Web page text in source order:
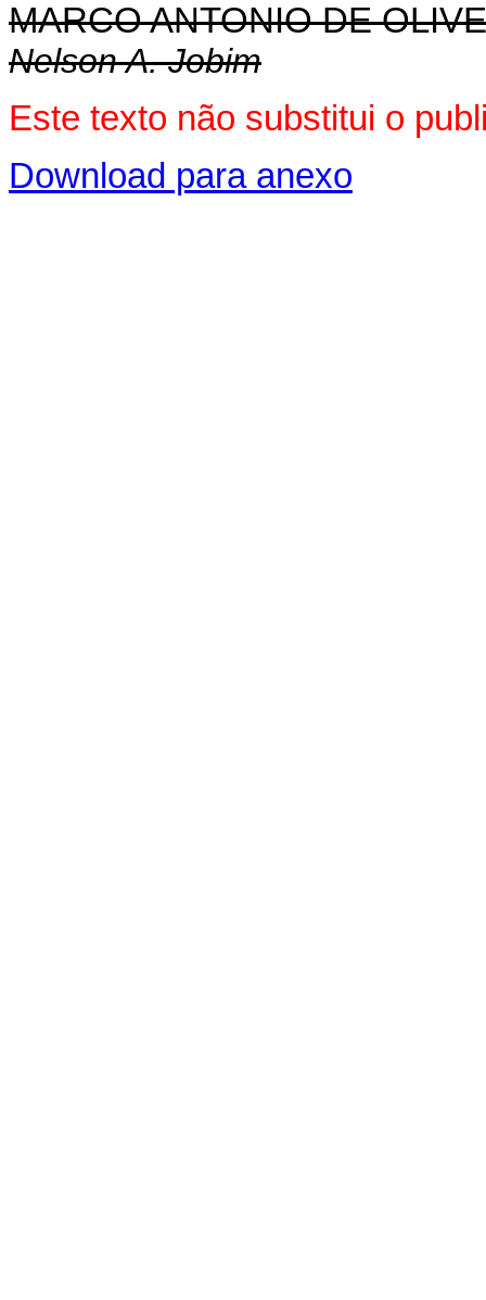
MARCO ANTONIO DE
Nelson A. Jobim
Este texto não substitui o
Download para anexo